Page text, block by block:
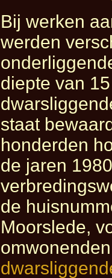
Bij werken
werden
diepte van
staat
honderden
de jaren
de
Moorslede,